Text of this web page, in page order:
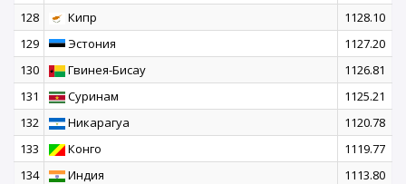
128
Кипр
1128.10
129
Эстония
1127.20
130
Гвинея-Бисау
1126.81
131
Суринам
1125.21
132
Никарагуа
1120.78
133
Конго
1119.77
134
Индия
1113.80